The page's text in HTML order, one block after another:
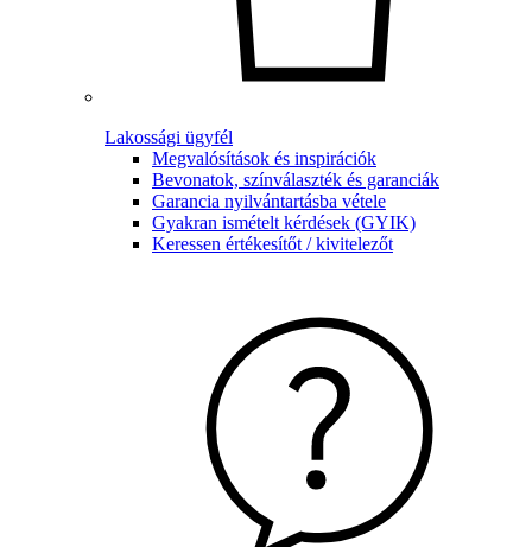
Lakossági ügyfél
Megvalósítások és inspirációk
Bevonatok, színválaszték és garanciák
Garancia nyilvántartásba vétele
Gyakran ismételt kérdések (GYIK)
Keressen értékesítőt / kivitelezőt